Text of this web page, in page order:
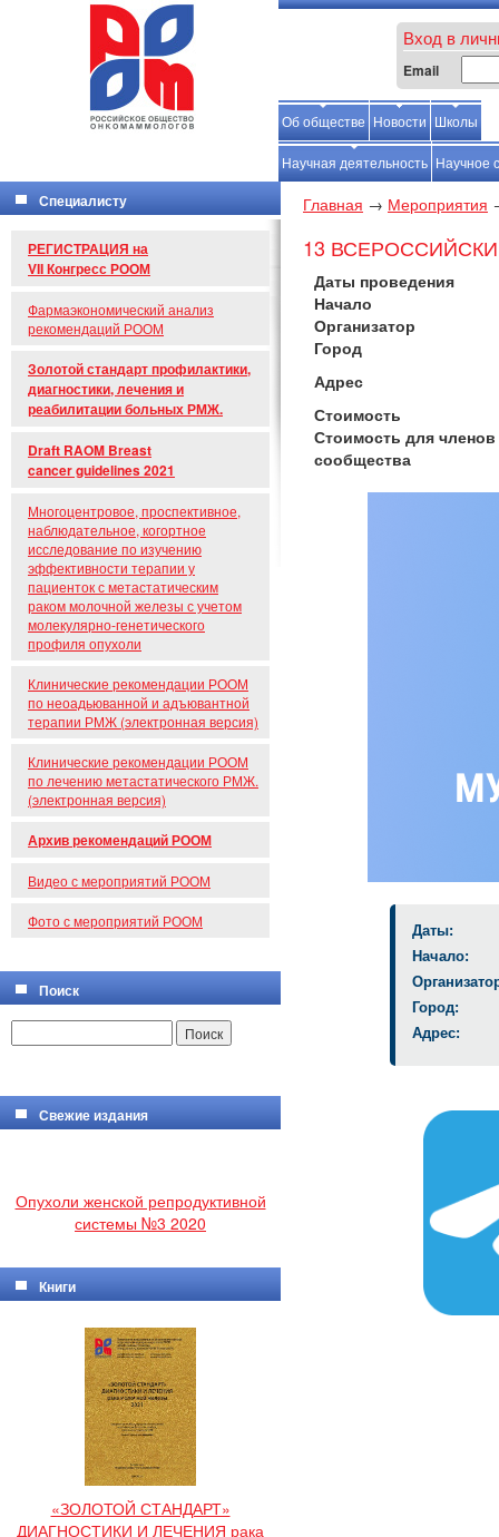
Вход в
Email
Об обществе Новости Школы
Научная деятельность Научное
Специалисту
РЕГИСТРАЦИЯ на
VII Конгресс РООМ
Фармаэкономический анализ
рекомендаций РООМ
Золотой стандарт профилактики,
диагностики, лечения и
реабилитации больных РМЖ.
Draft RAOM Breast
cancer guidelines 2021
Многоцентровое, проспективное,
наблюдательное, когортное
исследование по изучению
эффективности терапии у
пациенток с метастатическим
раком молочной железы с учетом
молекулярно-генетического
профиля опухоли
Клинические рекомендации РООМ
по неоадьюванной и адъювантной
терапии РМЖ (электронная версия)
Клинические рекомендации РООМ
по лечению метастатического РМЖ.
(электронная версия)
Архив рекомендаций РООМ
Видео с мероприятий РООМ
Фото с мероприятий РООМ
Поиск
Свежие издания
Опухоли женской репродуктивной
системы №3 2020
Книги
«ЗОЛОТОЙ СТАНДАРТ»
ДИАГНОСТИКИ И ЛЕЧЕНИЯ рака
Главная → Мероприятия
13
Даты проведения
Начало
Организатор
Город
Адрес
Стоимость
Стоимость для членов
сообщества
Даты:
Начало:
Город:
Адрес: